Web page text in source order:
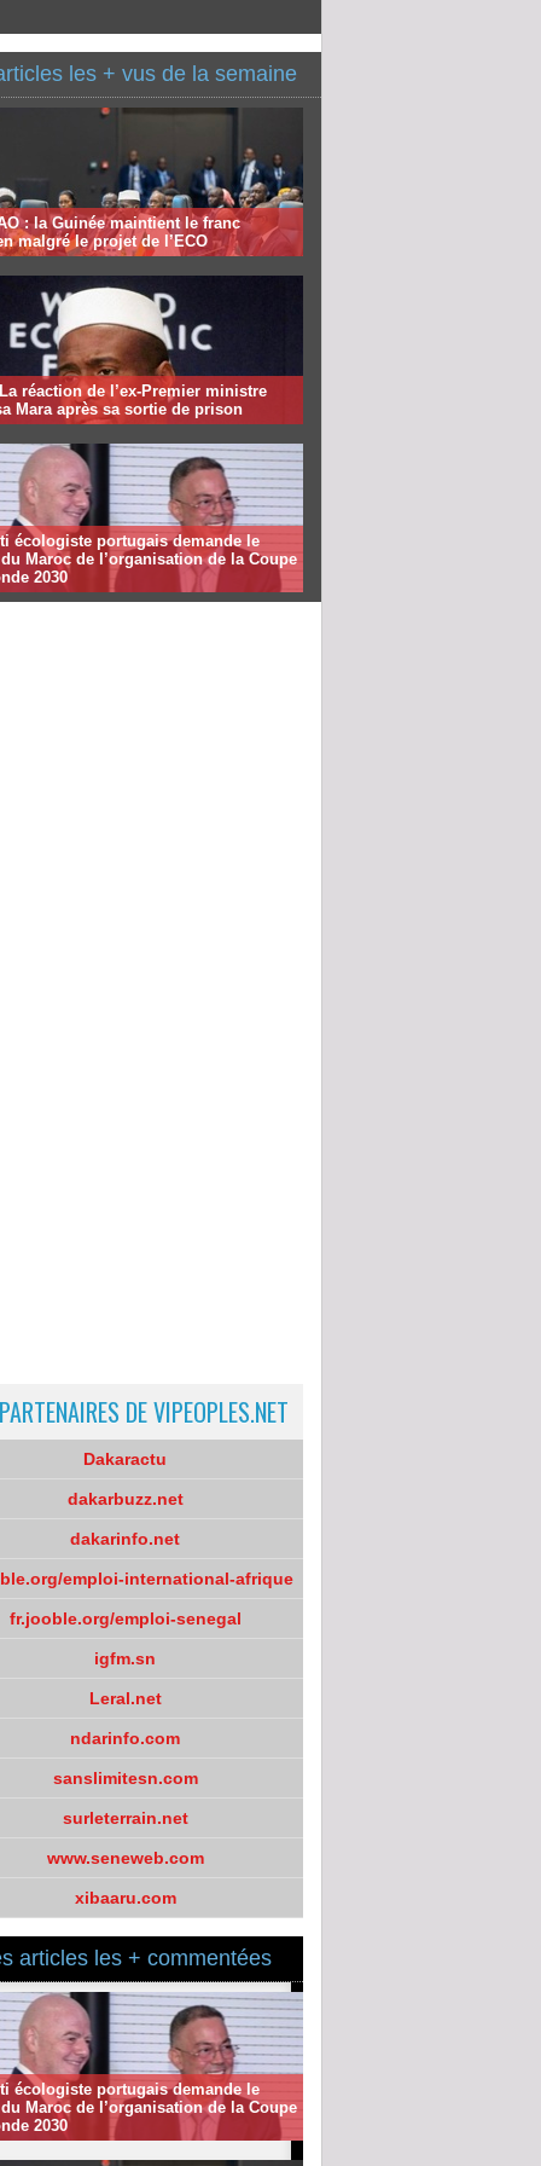
les + vus de la semaine
: la Guinée maintient le franc
malgré le projet de l’ECO
réaction de l’ex-Premier ministre
Mara après sa sortie de prison
écologiste portugais demande le
Maroc de l’organisation de la Coupe
2030
DE VIPEOPLES.NET
Dakaractu
dakarbuzz.net
dakarinfo.net
emploi-international-afrique
fr.jooble.org/emploi-senegal
igfm.sn
Leral.net
ndarinfo.com
sanslimitesn.com
surleterrain.net
www.seneweb.com
xibaaru.com
articles les + commentées
écologiste portugais demande le
Maroc de l’organisation de la Coupe
2030